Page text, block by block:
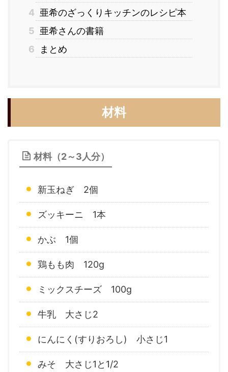
4 亜希のざっくりキッチンのレシピ本
5 亜希さんの書籍
6
まとめ
材料
材料（2～3人分）
新玉ねぎ 2個
ズッキーニ 1本
かぶ 1個
鶏もも肉 120g
ミックスチーズ 100g
牛乳 大さじ2
にんにく(すりおろし) 小さじ1
みそ 大さじ1と1/2